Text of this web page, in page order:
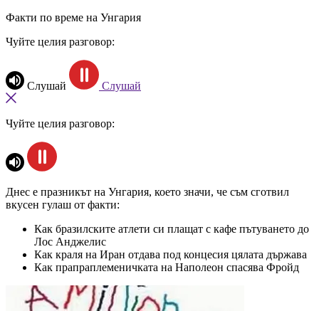
Факти по време на Унгария
Чуйте целия разговор:
Слушай Слушай
Чуйте целия разговор:
Днес е празникът на Унгария, което значи, че съм сготвил
вкусен гулаш от факти:
Как бразилските атлети си плащат с кафе пътуването до
Лос Анджелис
Как краля на Иран отдава под концесия цялата държава
Как прапраплеменичката на Наполеон спасява Фройд